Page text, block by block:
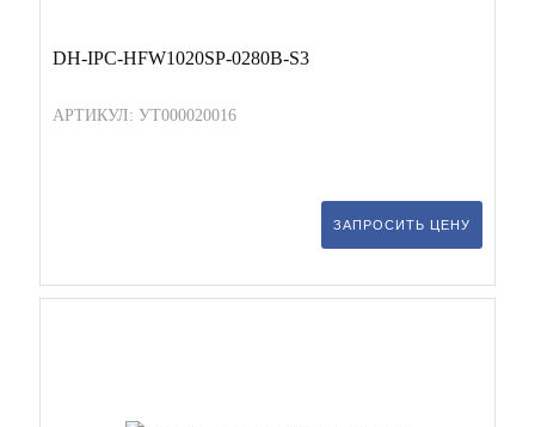
DH-IPC-HFW1020SP-0280B-S3
АРТИКУЛ: УТ000020016
ЗАПРОСИТЬ ЦЕНУ